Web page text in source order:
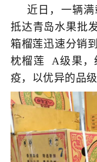
近日，一辆
抵达青岛水果批
箱榴莲迅速分销
枕榴莲
A级果，
疫，以优异的品